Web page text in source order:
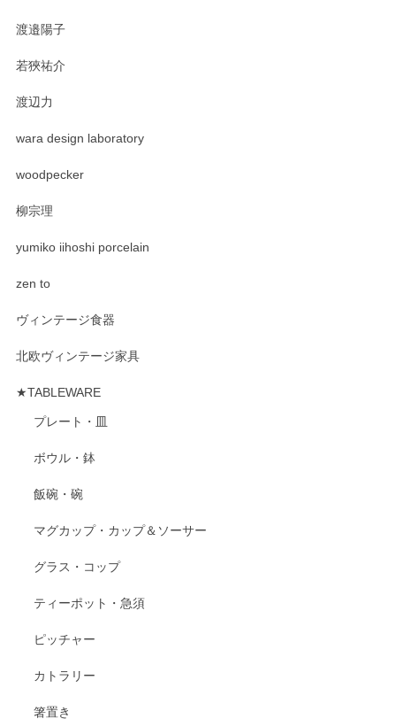
渡邉陽子
若狹祐介
渡辺力
wara design laboratory
woodpecker
柳宗理
yumiko iihoshi porcelain
zen to
ヴィンテージ食器
北欧ヴィンテージ家具
★TABLEWARE
プレート・皿
ボウル・鉢
飯碗・碗
マグカップ・カップ＆ソーサー
グラス・コップ
ティーポット・急須
ピッチャー
カトラリー
箸置き